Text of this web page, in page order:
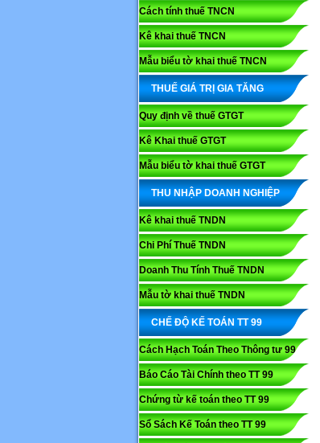
Cách tính thuế TNCN
Kê khai thuế TNCN
Mẫu biểu tờ khai thuế TNCN
THUẾ GIÁ TRỊ GIA TĂNG
Quy định về thuế GTGT
Kê Khai thuế GTGT
Mẫu biểu tờ khai thuế GTGT
THU NHẬP DOANH NGHIỆP
Kê khai thuế TNDN
Chi Phí Thuế TNDN
Doanh Thu Tính Thuế TNDN
Mẫu tờ khai thuế TNDN
CHẾ ĐỘ KẾ TOÁN TT 99
Cách Hạch Toán Theo Thông tư 99
Báo Cáo Tài Chính theo TT 99
Chứng từ kế toán theo TT 99
Sổ Sách Kế Toán theo TT 99